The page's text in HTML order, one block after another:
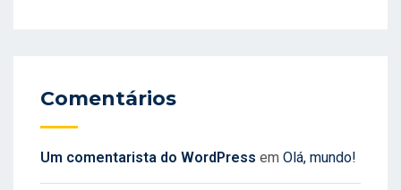
Comentários
Um comentarista do WordPress em Olá, mundo!